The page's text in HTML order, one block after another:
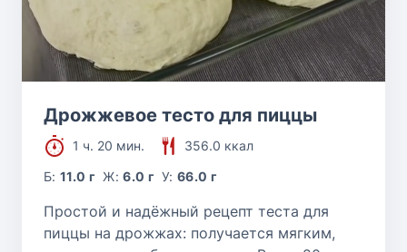
Дрожжевое тесто для пиццы
1 ч. 20 мин.
356.0 ккал
Б:11.0 г Ж:6.0 г У:66.0 г
Простой и надёжный рецепт теста для
пиццы на дрожжах: получается мягким,